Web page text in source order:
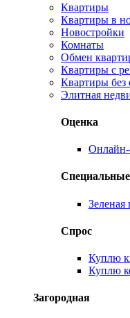
Квартиры
Квартиры в
Новостройки
Комнаты
Обмен
Квартиры с
Квартиры без
Элитная
Оценка
Онлайн-
Зеленая
Спрос
Куплю
Куплю
Загородная